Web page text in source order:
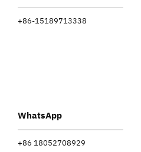
+86-15189713338
WhatsApp
+86 18052708929